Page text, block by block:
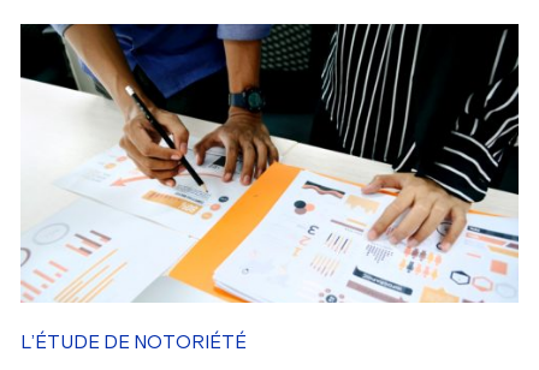
L’ÉTUDE DE NOTORIÉTÉ